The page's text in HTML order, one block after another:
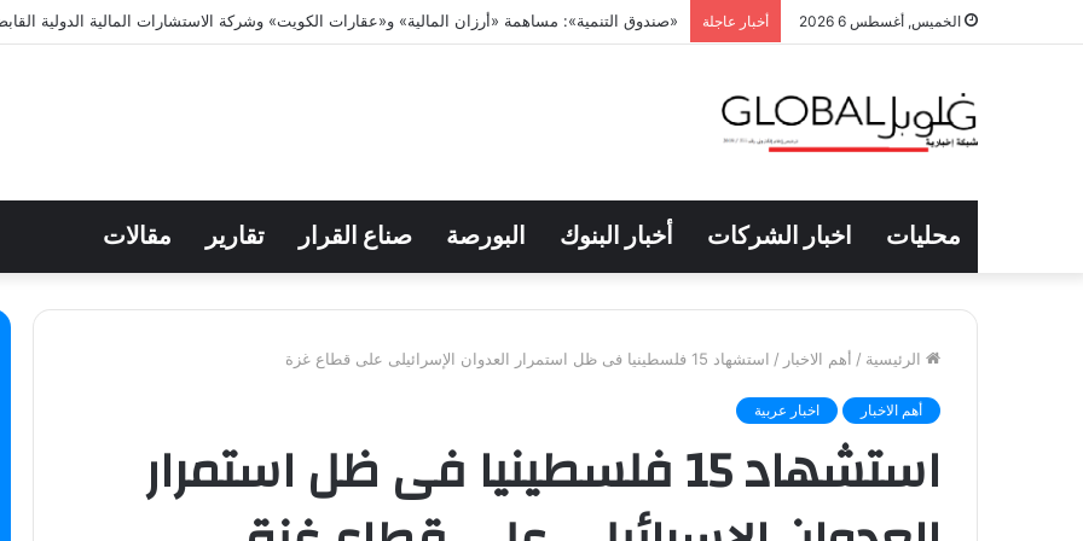
الخميس, أغسطس 6 2026 أخبار عاجلة 26.3 % ارتفاعاً بفاتورة دعم التموين خلال يونيو الماضي
محليات اخبار الشركات أخبار البنوك البورصة صناع القرار تقارير مقالات
الرئيسية / أهم الاخبار / استشهاد 15 فلسطينيا فى ظل استمرار العدوان الإسرائيلى على قطاع غزة
أهم الاخبار اخبار عربية
استشهاد 15 فلسطينيا فى ظل استمرار